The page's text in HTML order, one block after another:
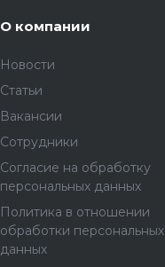
О компании
Новости
Статьи
Вакансии
Сотрудники
Согласие на обработку
персональных данных
Политика в отношении
обработки персональных
данных